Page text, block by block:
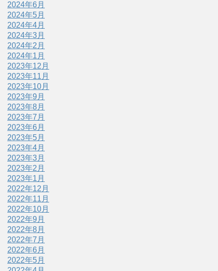
2024年6月
2024年5月
2024年4月
2024年3月
2024年2月
2024年1月
2023年12月
2023年11月
2023年10月
2023年9月
2023年8月
2023年7月
2023年6月
2023年5月
2023年4月
2023年3月
2023年2月
2023年1月
2022年12月
2022年11月
2022年10月
2022年9月
2022年8月
2022年7月
2022年6月
2022年5月